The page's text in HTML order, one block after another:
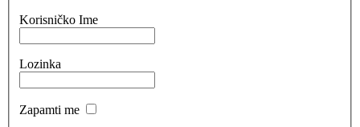
Korisničko Ime
Lozinka
Zapamti me